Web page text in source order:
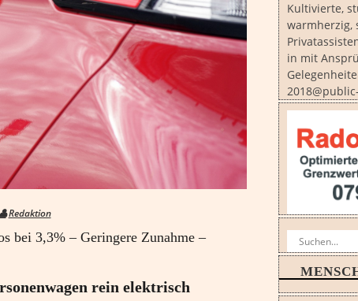
Redaktion
bei 3,3% – Geringere Zunahme –
rein elektrisch
Kultivierte,
warmherzig,
in mit